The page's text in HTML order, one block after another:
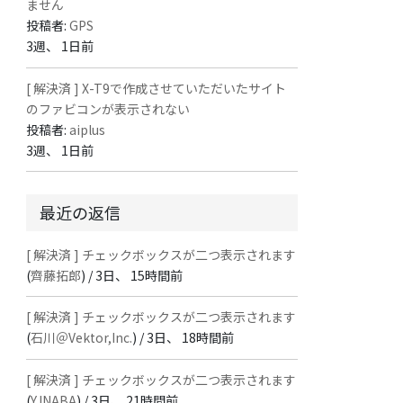
ません
投稿者:GPS
3週、 1日前
[ 解決済 ] X-T9で作成させていただいたサイト
のファビコンが表示されない
投稿者:aiplus
3週、 1日前
最近の返信
[ 解決済 ] チェックボックスが二つ表示されます
(齊藤拓郎) /3日、 15時間前
[ 解決済 ] チェックボックスが二つ表示されます
(石川＠Vektor,Inc.) /3日、 18時間前
[ 解決済 ] チェックボックスが二つ表示されます